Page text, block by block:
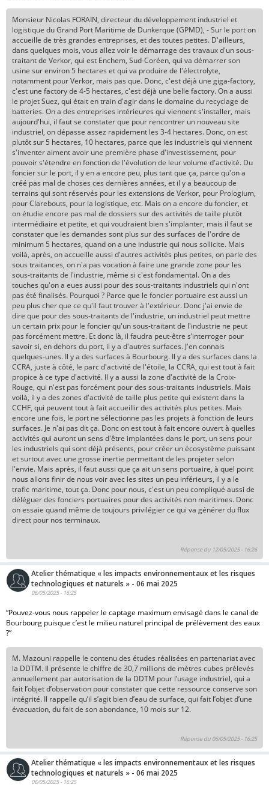
Monsieur Nicolas FORAIN, directeur du développement industriel et
logistique du Grand Port Maritime de Dunkerque (GPMD), - Sur le port on
accueille de très grandes entreprises, et des toutes petites. D'ailleurs,
dans quelques mois, vous allez voir le démarrage des travaux d'un sous-
traitant de Verkor, qui est Enchem, Sud-Coréen, qui va démarrer son
usine sur environ 5 hectares et qui va produire de l'électrolyte,
notamment pour Verkor, mais pas que. Donc, c'est déjà une giga-factory,
c'est une factory de 4-5 hectares, c'est déjà une belle factory. On a aussi
le projet Suez, qui était en train d'agir dans le domaine du recyclage de
batteries. On a des entreprises intérieures qui viennent s'installer, mais
aujourd'hui, il faut se constater que pour rencontrer un nouveau site
industriel, on dépasse assez rapidement les 3-4 hectares. Donc, on est
plutôt sur 5 hectares, 10 hectares, parce que les industriels qui viennent
s'inventer aiment avoir une première phase d'investissement, pour
pouvoir s'étendre en fonction de l'évolution de leur volume d'activité. Du
foncier sur le port, il y en a encore peu, plus tant que ça, parce qu'on a
créé pas mal de choses ces dernières années, et il y a beaucoup de
terrains qui sont réservés pour les extensions de Verkor, pour Prologium,
pour Clarebouts, pour la logistique, etc. Mais on a encore du foncier, et
on étudie encore pas mal de dossiers sur des activités de taille plutôt
intermédiaire et petite, et qui voudraient bien s'implanter, mais il faut se
constater que les demandes sont plus sur des surfaces de l'ordre de
minimum 5 hectares, quand on a une industrie qui nous sollicite. Mais
voilà, après, on accueille aussi d'autres activités plus petites, on parle des
sous traitances, on n'a pas vocation à faire une grande zone pour les
sous-traitants de l'industrie, même si c'est fondamental. On a des
touches qu'on a eues aussi pour des sous-traitants industriels qui n'ont
pas été finalisés. Pourquoi ? Parce que le foncier portuaire est aussi un
peu plus cher que ce qu'il faut trouver à l'extérieur. Donc j'ai envie de
dire que pour des sous-traitants de l'industrie, un industriel peut mettre
un certain prix pour le foncier qu'un sous-traitant de l'industrie ne peut
pas forcément mettre. Et donc là, il faudra peut-être s’interroger pour
savoir si, en dehors du port, il y a d'autres surfaces. J'en connais
quelques-unes. Il y a des surfaces à Bourbourg. Il y a des surfaces dans la
CCRA, juste à côté, le parc d'activité de l'étoile, la CCRA, qui est tout à fait
propice à ce type d'activité. Il y a aussi la zone d'activité de la Croix-
Rouge, qui n'est pas forcément pour des sous-traitants industriels. Mais
voilà, il y a des zones d'activité de taille plus petite qui existent dans la
CCHF, qui peuvent tout à fait accueillir des activités plus petites. Mais
encore une fois, le port ne sélectionne pas les projets à fonction de leurs
surfaces. Je n'ai pas dit ça. Donc on est tout à fait encore ouvert à quelles
activités qui auront un sens d'être implantées dans le port, un sens pour
les industriels qui sont déjà présents, pour créer un écosystème puissant
et surtout avec une grosse inertie permettant de les projeter selon
l'envie. Mais après, il faut aussi que ça ait un sens portuaire, à quel point
nous allons finir de nous voir avec les sites un peu inférieurs, il y a le
trafic maritime, tout ça. Donc pour nous, c'est un peu compliqué aussi de
déléguer des fonciers portuaires pour des activités non maritimes. Donc
on essaie quand même de toujours privilégier ce qui va générer du flux
direct pour nos terminaux.
Réponse du 12/05/2025 - 16:26
Atelier thématique « les impacts environnementaux et les risques
technologiques et naturels » - 06 mai 2025
06/05/2025 - 16:25
“Pouvez-vous nous rappeler le captage maximum envisagé dans le canal de
Bourbourg puisque c’est le milieu naturel principal de prélèvement des eaux
?”
M. Mazouni rappelle le contenu des études réalisées en partenariat avec
la DDTM. Il présente le chiffre de 30,7 millions de mètres cubes prélevés
annuellement par autorisation de la DDTM pour l’usage industriel, qui a
fait l’objet d’observation pour constater que cette ressource conserve son
intégrité. Il rappelle qu’il s’agit bien d’eau de surface, qui fait l’objet d’une
évacuation, du fait de son abondance, 10 mois sur 12.
Réponse du 06/05/2025 - 16:25
Atelier thématique « les impacts environnementaux et les risques
technologiques et naturels » - 06 mai 2025
06/05/2025 - 16:25